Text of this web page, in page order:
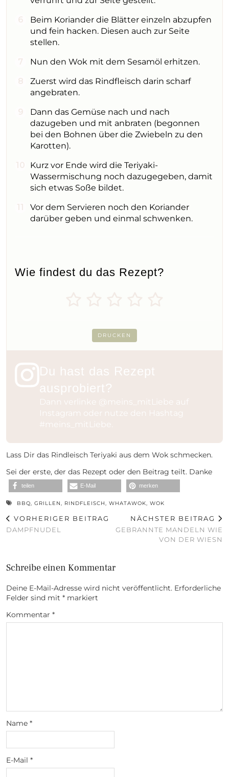
Beim Koriander die Blätter einzeln abzupfen
und fein hacken. Diesen auch zur Seite
stellen.
Nun den Wok mit dem Sesamöl erhitzen.
Zuerst wird das Rindfleisch darin scharf
angebraten.
Dann das Gemüse nach und nach
dazugeben und mit anbraten (begonnen
bei den Bohnen über die Zwiebeln zu den
Karotten).
Kurz vor Ende wird die Teriyaki-
Wassermischung noch dazugegeben, damit
sich etwas Soße bildet.
Vor dem Servieren noch den Koriander
darüber geben und einmal schwenken.
Wie findest du das Rezept?
DRUCKEN
Du hast das Rezept
ausprobiert?
Dann verlinke @meins_mitLiebe auf
Instagram oder nutze den Hashtag
#meins_mitLiebe
Lass Dir das Rindleisch Teriyaki aus dem Wok schmecken.
Sei der erste, der das Rezept oder den Beitrag teilt. Danke
teilen E-Mail merken
BBQ, GRILLEN, RINDFLEISCH, WHATAWOK, WOK
VORHERIGER BEITRAG
DAMPFNUDEL
NÄCHSTER BEITRAG
GEBRANNTE MANDELN WIE
VON DER WIESN
Schreibe einen Kommentar
Deine E-Mail-Adresse wird nicht veröffentlicht. Erforderliche
Felder sind mit * markiert
Kommentar *
Name *
E-Mail *